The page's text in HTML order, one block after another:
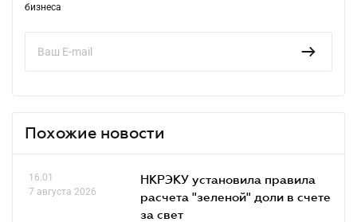
бизнеса
Похожие новости
16.01
7 августа 2026
НКРЭКУ установила правила
расчета "зеленой" доли в счете
за свет